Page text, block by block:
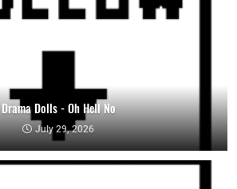
Drama Dolls - Oh Hell No
July 29, 2026